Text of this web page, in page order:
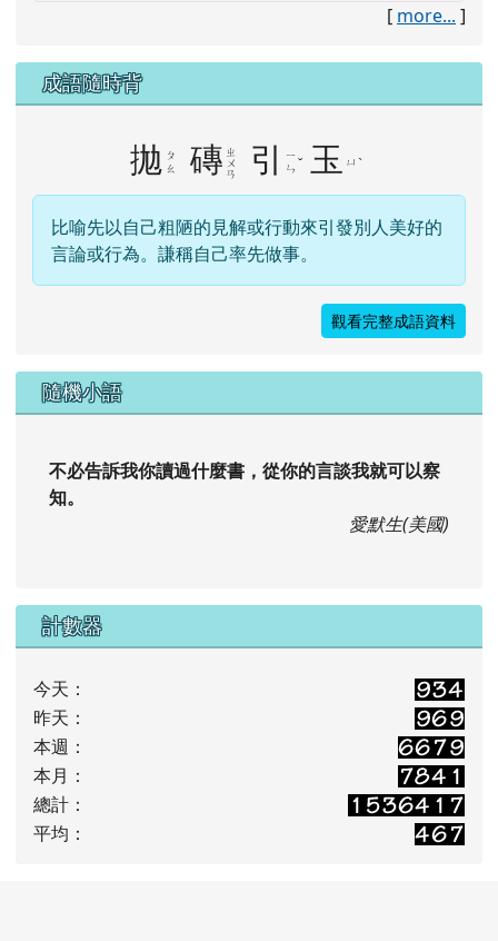
[ more... ]
成語隨時背
拋 ㄆ
ㄠ
磚 ㄓ
ㄨ
ㄢ
引
ㄧ
ㄣ ˇ 玉 ㄩ ˋ
比喻先以自己粗陋的見解或行動來引發別人美好的
言論或行為。謙稱自己率先做事。
觀看完整成語資料
隨機小語
不必告訴我你讀過什麼書，從你的言談我就可以察
知。
愛默生(美國)
計數器
今天：
昨天：
本週：
本月：
總計：
平均：